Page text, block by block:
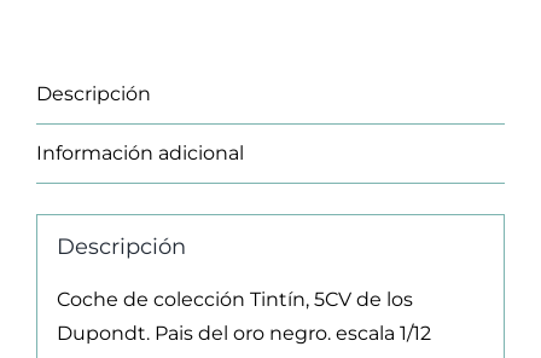
del
oro
negro
Descripción
Información adicional
Descripción
Coche de colección Tintín, 5CV de los
Dupondt. Pais del oro negro. escala 1/12